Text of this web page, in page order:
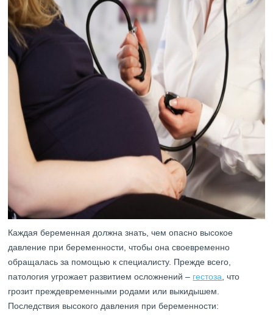
Каждая беременная должна знать, чем опасно высокое
давление при беременности, чтобы она своевременно
обращалась за помощью к специалисту. Прежде всего,
патология угрожает развитием осложнений – гестоза , что
грозит преждевременными родами или выкидышем.
Последствия высокого давления при беременности: